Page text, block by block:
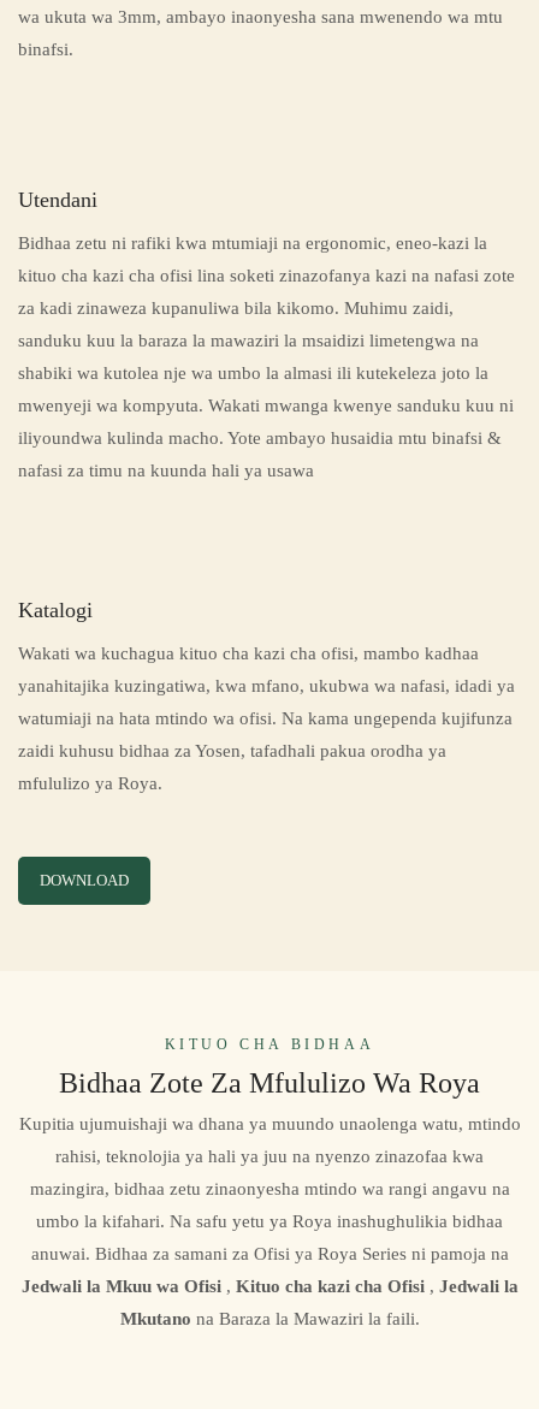
wa ukuta wa 3mm, ambayo inaonyesha sana mwenendo wa mtu
binafsi.
Utendani
Bidhaa zetu ni rafiki kwa mtumiaji na ergonomic, eneo-kazi la
kituo cha kazi cha ofisi lina soketi zinazofanya kazi na nafasi zote
za kadi zinaweza kupanuliwa bila kikomo. Muhimu zaidi,
sanduku kuu la baraza la mawaziri la msaidizi limetengwa na
shabiki wa kutolea nje wa umbo la almasi ili kutekeleza joto la
mwenyeji wa kompyuta. Wakati mwanga kwenye sanduku kuu ni
iliyoundwa kulinda macho. Yote ambayo husaidia mtu binafsi &
nafasi za timu na kuunda hali ya usawa
Katalogi
Wakati wa kuchagua kituo cha kazi cha ofisi, mambo kadhaa
yanahitajika kuzingatiwa, kwa mfano, ukubwa wa nafasi, idadi ya
watumiaji na hata mtindo wa ofisi. Na kama ungependa kujifunza
zaidi kuhusu bidhaa za Yosen, tafadhali pakua orodha ya
mfululizo ya Roya.
DOWNLOAD
KITUO CHA BIDHAA
Bidhaa Zote Za Mfululizo Wa Roya
Kupitia ujumuishaji wa dhana ya muundo unaolenga watu, mtindo
rahisi, teknolojia ya hali ya juu na nyenzo zinazofaa kwa
mazingira, bidhaa zetu zinaonyesha mtindo wa rangi angavu na
umbo la kifahari. Na safu yetu ya Roya inashughulikia bidhaa
anuwai. Bidhaa za samani za Ofisi ya Roya Series ni pamoja na
Jedwali la Mkuu wa Ofisi , Kituo cha kazi cha Ofisi , Jedwali la
Mkutano na Baraza la Mawaziri la faili.